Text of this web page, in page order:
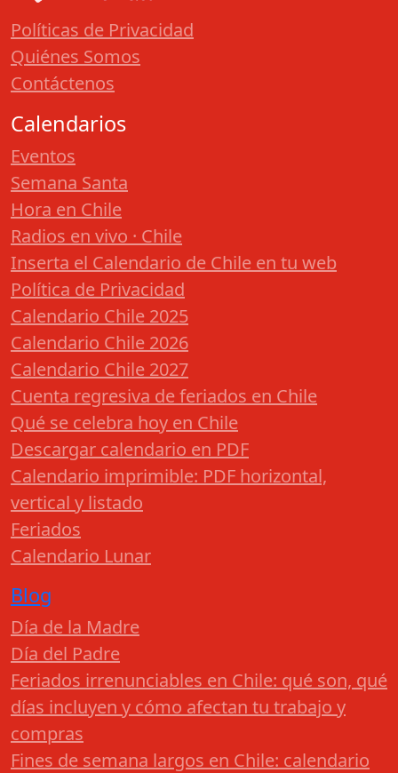
Políticas de Privacidad
Quiénes Somos
Contáctenos
Calendarios
Eventos
Semana Santa
Hora en Chile
Radios en vivo · Chile
Inserta el Calendario de Chile en tu web
Política de Privacidad
Calendario Chile 2025
Calendario Chile 2026
Calendario Chile 2027
Cuenta regresiva de feriados en Chile
Qué se celebra hoy en Chile
Descargar calendario en PDF
Calendario imprimible: PDF horizontal,
vertical y listado
Feriados
Calendario Lunar
Blog
Día de la Madre
Día del Padre
Feriados irrenunciables en Chile: qué son, qué
días incluyen y cómo afectan tu trabajo y
compras
Fines de semana largos en Chile: calendario